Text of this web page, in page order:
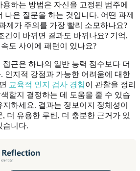
하는 방법은 자신을 고정된 범주에
나은 질문을 하는 것입니다. 어떤 과제
제가 주의를 가장 빨리 소모하나요?
건이 바뀌면 결과도 바뀌나요? 기억,
도 사이에 패턴이 있나요?
근은 하나의 일반 능력 점수보다 더
인지적 강점과 가능한 어려움에 대한
교육적 인지 검사 경험이 관찰을 정리
할지 결정하는 데 도움을 줄 수 있습
하세요. 결과는 정보이지 정체성이
더 유용한 루틴, 더 충분한 근거가 있
습니다.